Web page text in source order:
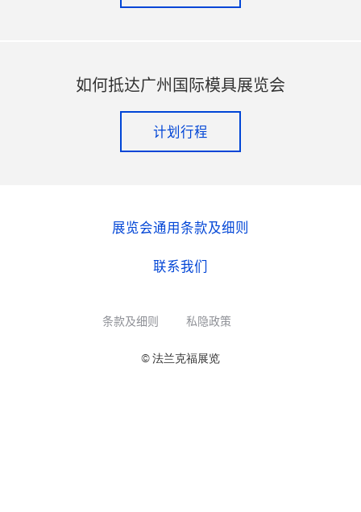
如何抵达广州国际模具展览会
计划行程
展览会通用条款及细则
联系我们
条款及细则 私隐政策
© 法兰克福展览